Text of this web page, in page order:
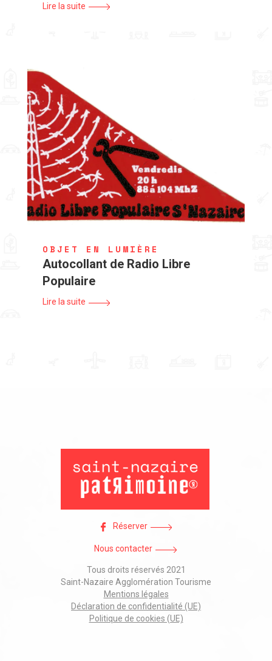
Lire la suite
OBJET EN LUMIÈRE
Autocollant de Radio Libre
Populaire
Lire la suite
Réserver
Nous contacter
Tous droits réservés 2021
Saint-Nazaire Agglomération Tourisme
Mentions légales
Déclaration de confidentialité (UE)
Politique de cookies (UE)